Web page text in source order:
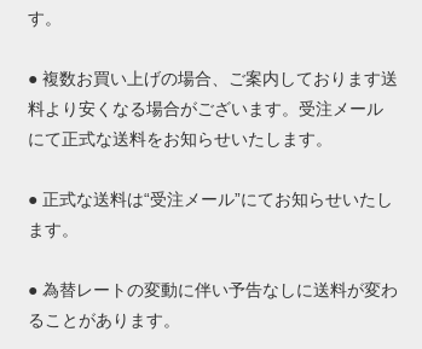
す。
● 複数お買い上げの場合、ご案内しております送
料より安くなる場合がございます。受注メール
にて正式な送料をお知らせいたします。
● 正式な送料は“受注メール”にてお知らせいたし
ます。
● 為替レートの変動に伴い予告なしに送料が変わ
ることがあります。